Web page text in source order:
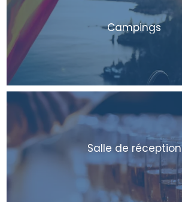
Campings
Salle de réception